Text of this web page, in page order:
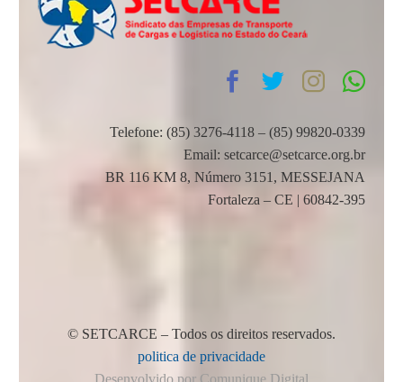
Telefone: (85) 3276-4118 – (85) 99820-0339
Email: setcarce@setcarce.org.br
BR 116 KM 8, Número 3151, MESSEJANA
Fortaleza – CE | 60842-395
© SETCARCE – Todos os direitos reservados.
politica de privacidade